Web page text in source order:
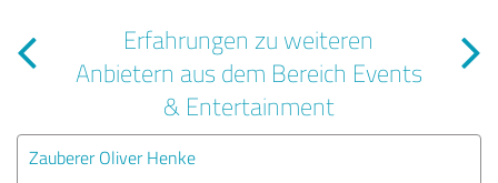
Erfahrungen zu weiteren
Anbietern aus dem Bereich Events
& Entertainment
Zauberer Oliver Henke